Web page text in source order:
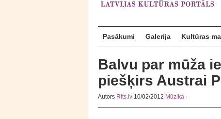
Pasākumi Galerija Kultūras
Balvu par mūža
piešķirs Austrai
Autors Rīts.lv 10/02/2012 Mūzika ·